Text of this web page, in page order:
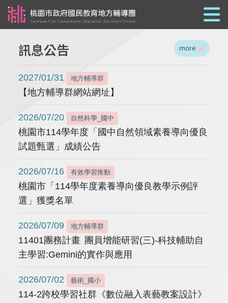
訊息公告 more
2027/01/31 地方輔導群
【地方輔導群網站網址】
2026/07/20 自然科學_國中
桃園市114學年度「國中自然領域素養導向優良
試題甄選」成績公告
2026/07/16 有效學習推動
桃園市「114學年度素養導向優良教學示例評
選」獲獎名單
2026/07/09 地方輔導群
11401團務計畫 團員增能研習(三)-科技輔助自
主學習:Gemini的實作與應用
2026/07/02 藝術_國小
114-2跨校學習社群《數位融入表藝教案設計》